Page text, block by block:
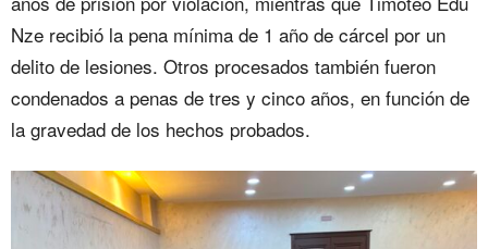
Nze recibió la pena mínima de 1 año de cárcel por un
delito de lesiones. Otros procesados también fueron
condenados a penas de tres y cinco años, en función de
la gravedad de los hechos probados.